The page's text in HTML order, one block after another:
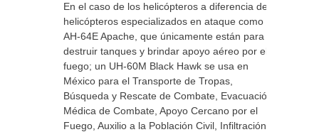
En el caso de los helicópteros a diferencia de
helicópteros especializados en ataque como el
AH-64E Apache, que únicamente están para
destruir tanques y brindar apoyo aéreo por el
fuego; un UH-60M Black Hawk se usa en
México para el Transporte de Tropas,
Búsqueda y Rescate de Combate, Evacuación
Médica de Combate, Apoyo Cercano por el
Fuego, Auxilio a la Población Civil, Infiltración y